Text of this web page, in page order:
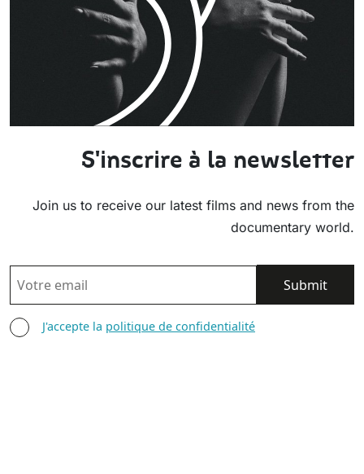
S'inscrire à la newsletter
Join us to receive our latest films and news from the
documentary world.
EMAIL
AGREE TERMS
J'accepte la politique de confidentialité